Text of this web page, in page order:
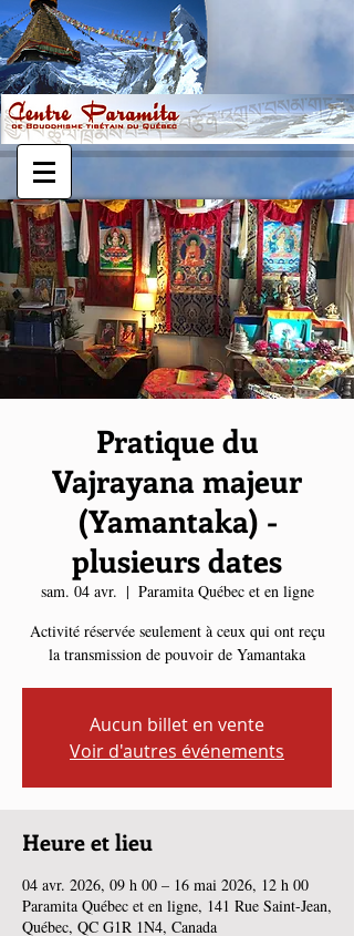
Pratique du
Vajrayana majeur
(Yamantaka) -
plusieurs dates
sam. 04 avr.
  |
Paramita Québec et en ligne
Activité réservée seulement à ceux qui ont reçu
la transmission de pouvoir de Yamantaka
Aucun billet en vente
Voir d'autres événements
Heure et lieu
04 avr. 2026, 09 h 00 – 16 mai 2026, 12 h 00
Paramita Québec et en ligne, 141 Rue Saint-Jean,
Québec, QC G1R 1N4, Canada